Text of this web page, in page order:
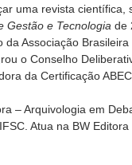
uma revista científica,
Gestão e Tecnologia de
Associação
o Conselho
da Certificação
– Arquivologia em
Atua na BW